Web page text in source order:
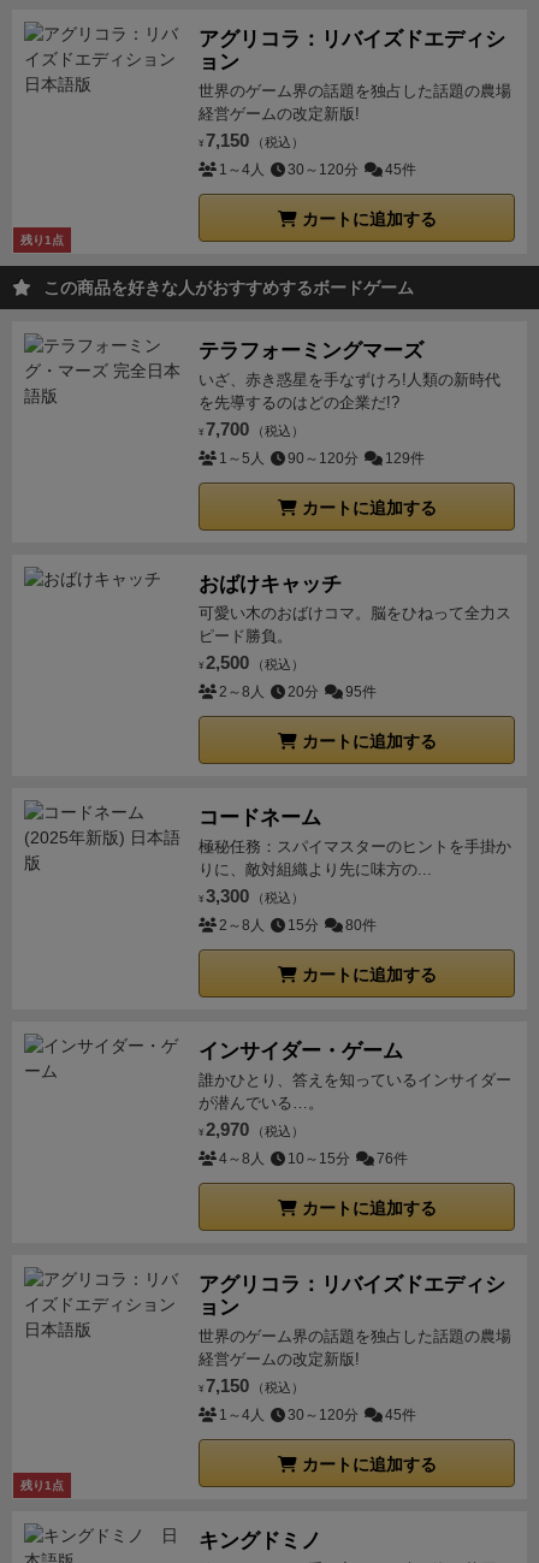
残り1点
アグリコラ：リバイズドエディシ
ョン
世界のゲーム界の話題を独占した話題の農場
経営ゲームの改定新版!
¥ 7,150 （税込）
1～4人 30～120分 45件
カートに追加する
この商品を好きな人がおすすめするボードゲーム
テラフォーミングマーズ
いざ、赤き惑星を手なずけろ!人類の新時代
を先導するのはどの企業だ!?
¥ 7,700 （税込）
1～5人 90～120分 129件
カートに追加する
おばけキャッチ
可愛い木のおばけコマ。脳をひねって全力ス
ピード勝負。
¥ 2,500 （税込）
2～8人 20分 95件
カートに追加する
コードネーム
極秘任務：スパイマスターのヒントを手掛か
りに、敵対組織より先に味方の...
¥ 3,300 （税込）
2～8人 15分 80件
カートに追加する
インサイダー・ゲーム
誰かひとり、答えを知っているインサイダー
が潜んでいる…。
¥ 2,970 （税込）
4～8人 10～15分 76件
カートに追加する
残り1点
アグリコラ：リバイズドエディシ
ョン
世界のゲーム界の話題を独占した話題の農場
経営ゲームの改定新版!
¥ 7,150 （税込）
1～4人 30～120分 45件
カートに追加する
キングドミノ